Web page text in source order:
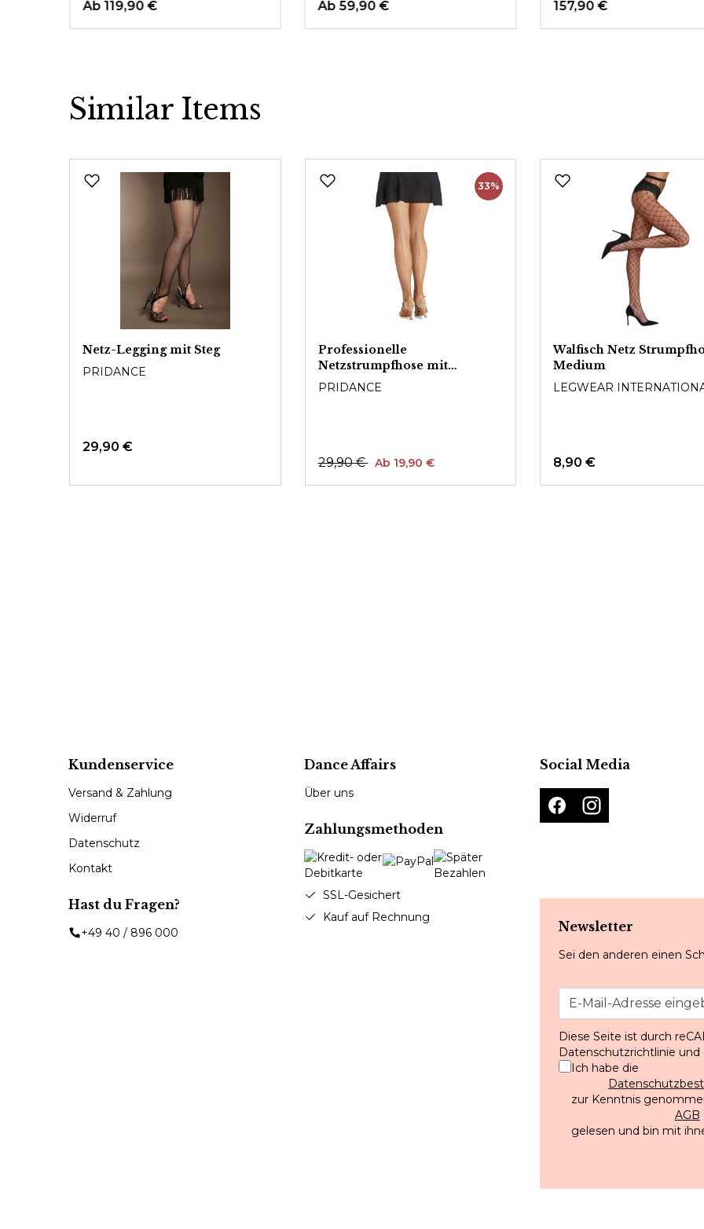
Ab 119,90 € Ab59,90 € 157,90 €
Similar Items
Netz-Legging mit Steg
PRIDANCE
29,90 €
33%
Professionelle
Netzstrumpfhose mit
Glitzernaht
PRIDANCE
29,90 € Ab 19,90 €
Walfisch Netz
Medium
LEGWEAR
8,90 €
Kundenservice
Versand & Zahlung
Widerruf
Datenschutz
Kontakt
Hast du Fragen?
+49 40 / 896 000
Dance Affairs
Über uns
Zahlungsmethoden
SSL-Gesichert
Kauf auf Rechnung
Social Media
Newsletter
Sei den anderen einen
Diese Seite ist durch
Datenschutzrichtlinie und
Ich habe die
zur Kenntnis
AGB
gelesen und bin mit